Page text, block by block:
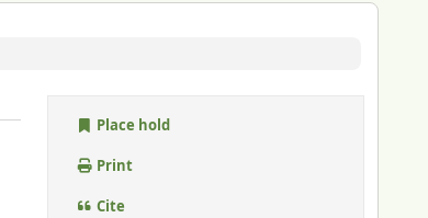
Place hold
Print
Cite